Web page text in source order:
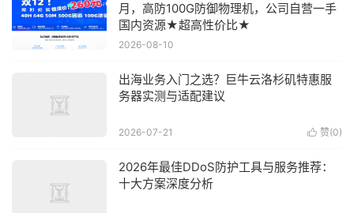
月，高防100G防御物理机，公司自营一手
国内资源★超高性价比★
2026-08-10
出海业务入门之选？巨牛云洛杉矶特惠服
务器实测与适配建议
 赞(0)
2026-07-21
2026年最佳DDoS防护工具与服务推荐：
十大方案深度分析